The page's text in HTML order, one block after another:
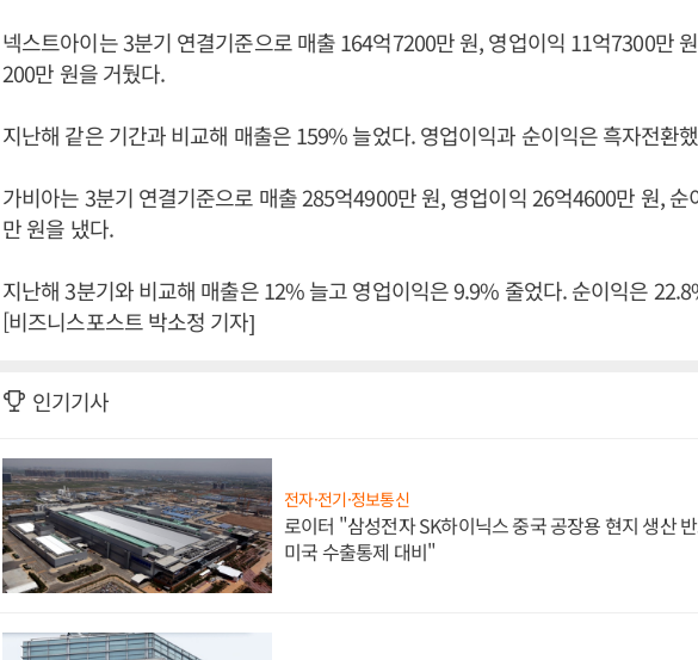
넥스트아이는 3분기 연결기준으로 매출 164억7200만 원, 영업이익 11억7300만
200만 원을 거뒀다.
지난해 같은 기간과 비교해 매출은 159% 늘었다. 영업이익과 순이익은 흑자전환
가비아는 3분기 연결기준으로 매출 285억4900만 원, 영업이익 26억4600만 원, 순
만 원을 냈다.
지난해 3분기와 비교해 매출은 12% 늘고 영업이익은 9.9% 줄었다. 순이익은
[비즈니스포스트 박소정 기자]
인기기사
전자·전기·정보통신
로이터 "삼성전자 SK하이닉스 중국 공장용 현지 생산
미국 수출통제 대비"